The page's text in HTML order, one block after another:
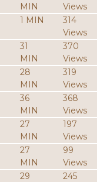
MIN
Views
1 MIN
314
Views
31
MIN
370
Views
28
MIN
319
Views
36
MIN
368
Views
27
MIN
197
Views
27
MIN
99
Views
29
245